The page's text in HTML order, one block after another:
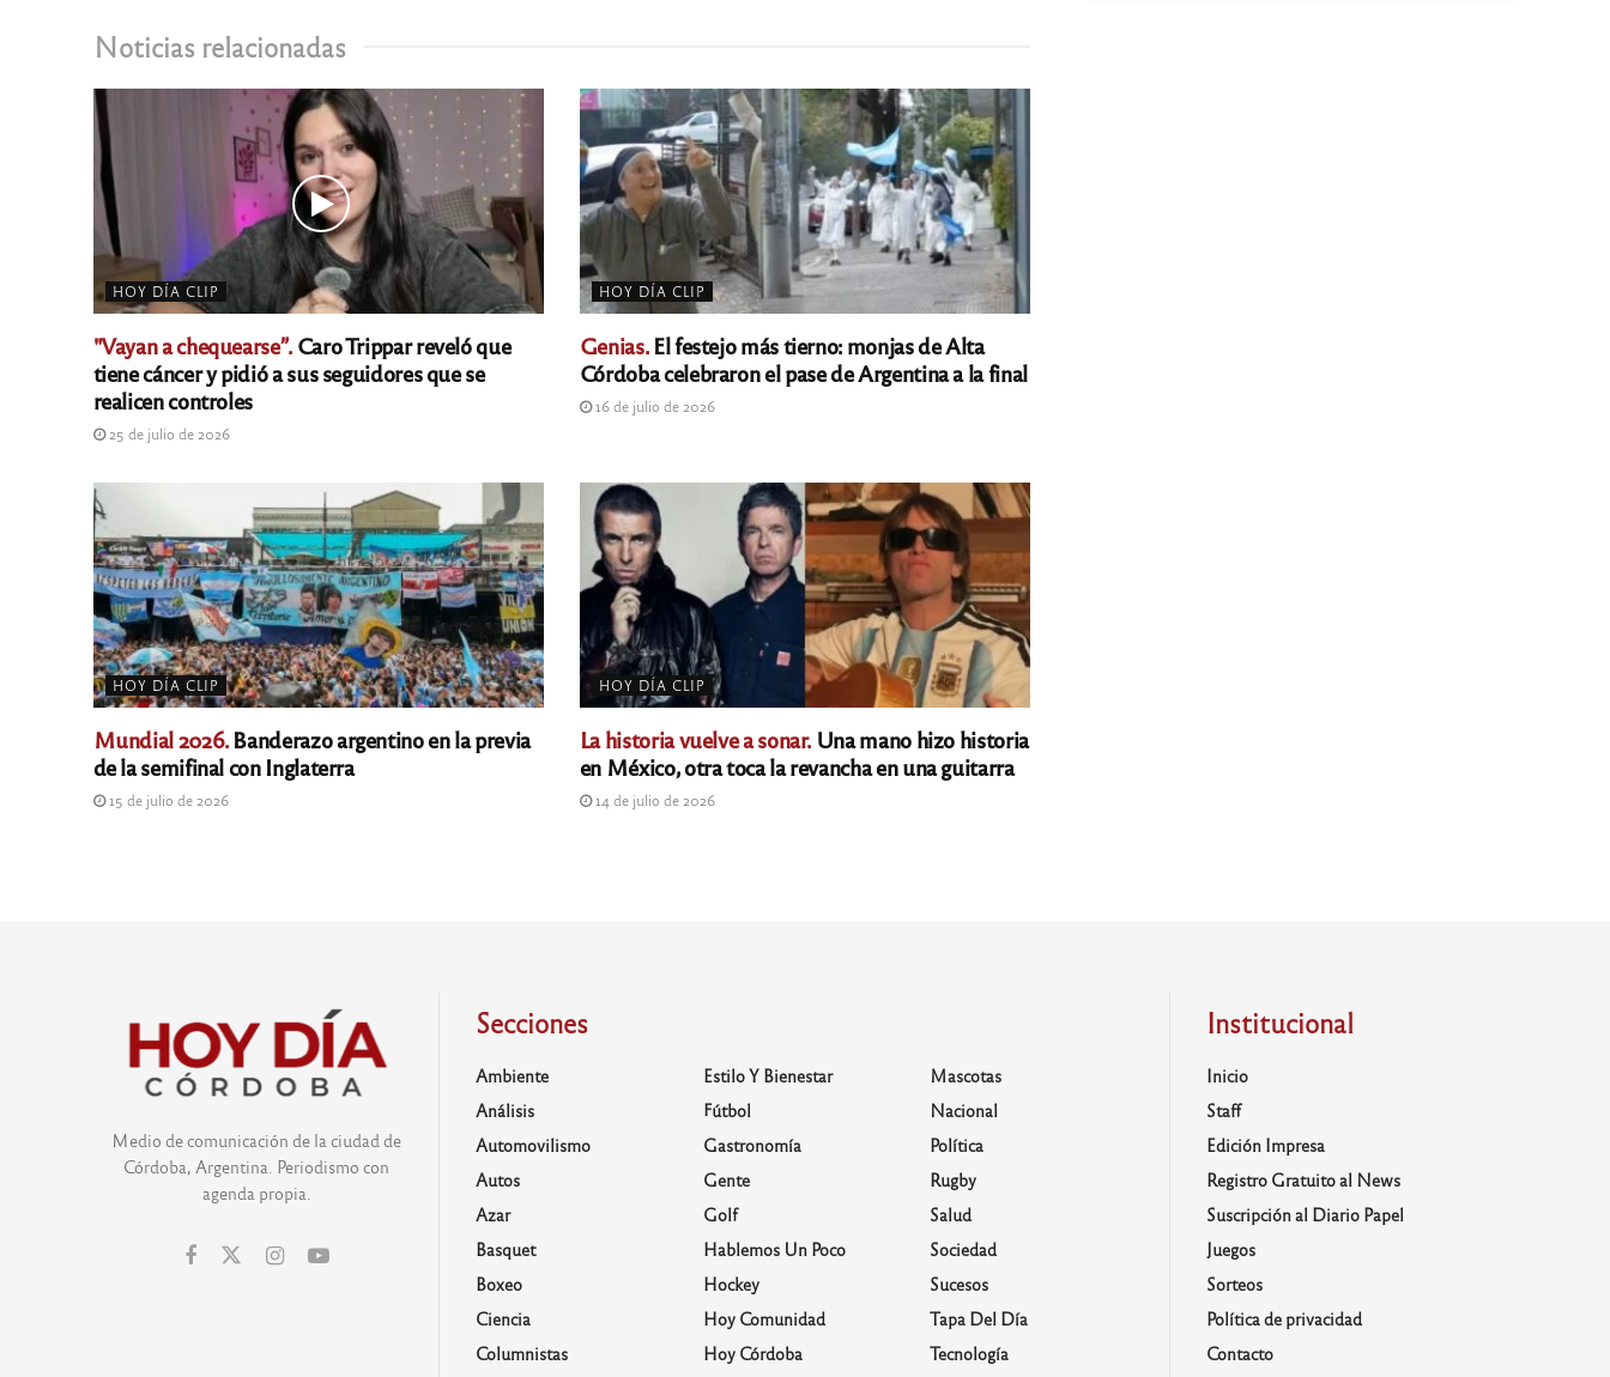
Noticias relacionadas
HOY DÍA CLIP
"Vayan a chequearse”.Caro Trippar reveló que
tiene cáncer y pidió a sus seguidores que se
realicen controles
25 de julio de 2026
HOY DÍA CLIP
Genias.El festejo más tierno: monjas de Alta
Córdoba celebraron el pase de Argentina a la final
16 de julio de 2026
HOY DÍA CLIP
Mundial 2026.Banderazo argentino en la previa
de la semifinal con Inglaterra
15 de julio de 2026
HOY DÍA CLIP
La historia vuelve a sonar. Una mano hizo historia
en México, otra toca la revancha en una guitarra
14 de julio de 2026
Medio de comunicación de la ciudad de
Córdoba, Argentina. Periodismo con
agenda propia.
Secciones
Ambiente
Análisis
Automovilismo
Autos
Azar
Basquet
Boxeo
Ciencia
Columnistas
Estilo Y Bienestar
Fútbol
Gastronomía
Gente
Golf
Hablemos Un Poco
Hockey
Hoy Comunidad
Hoy Córdoba
Mascotas
Nacional
Política
Rugby
Salud
Sociedad
Sucesos
Tapa Del Día
Tecnología
Institucional
Inicio
Staff
Edición Impresa
Registro Gratuito al News
Suscripción al Diario Papel
Juegos
Sorteos
Política de privacidad
Contacto